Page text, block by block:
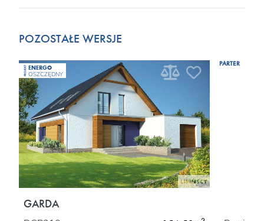
POZOSTAŁE WERSJE
PROJEKT ENERGO
OSZCZĘDNY
PARTER
GARDA